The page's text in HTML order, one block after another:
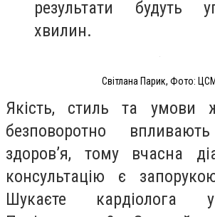
результати будуть
хвилин.
Світлана Парик, Фото: ЦСМ
Якість, стиль та умови
безповоротно
здоров’я, тому вчасна
консультацію є
Шукаєте кардіолога